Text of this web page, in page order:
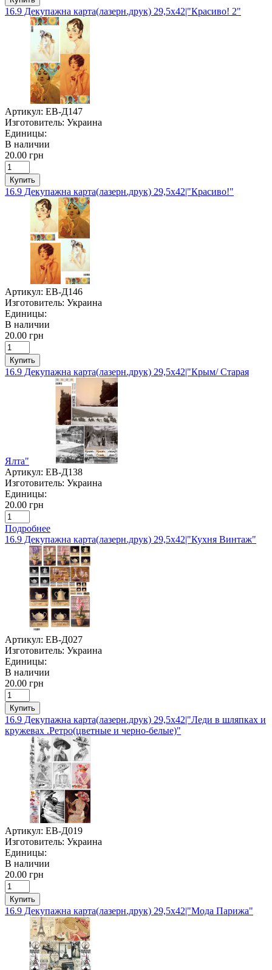
16.9 Декупажна карта(лазерн.друк) 29,5х42|"Красиво! 2"
Артикул: ЕВ-Д147
Изготовитель: Украина
Единицы:
В наличии
20.00 грн
Купить
16.9 Декупажна карта(лазерн.друк) 29,5х42|"Красиво!"
Артикул: ЕВ-Д146
Изготовитель: Украина
Единицы:
В наличии
20.00 грн
Купить
16.9 Декупажна карта(лазерн.друк) 29,5х42|"Крым/ Старая
Ялта"
Артикул: ЕВ-Д138
Изготовитель: Украина
Единицы:
20.00 грн
Подробнее
16.9 Декупажна карта(лазерн.друк) 29,5х42|"Кухня Винтаж"
Артикул: ЕВ-Д027
Изготовитель: Украина
Единицы:
В наличии
20.00 грн
Купить
16.9 Декупажна карта(лазерн.друк) 29,5х42|"Леди в шляпках и
кружевах .Ретро(цветные и черно-белые)"
Артикул: ЕВ-Д019
Изготовитель: Украина
Единицы:
В наличии
20.00 грн
Купить
16.9 Декупажна карта(лазерн.друк) 29,5х42|"Мода Парижа"